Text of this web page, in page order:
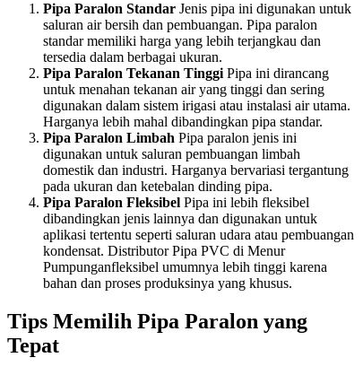
Pipa Paralon Standar Jenis pipa ini digunakan untuk
saluran air bersih dan pembuangan. Pipa paralon
standar memiliki harga yang lebih terjangkau dan
tersedia dalam berbagai ukuran.
Pipa Paralon Tekanan Tinggi Pipa ini dirancang
untuk menahan tekanan air yang tinggi dan sering
digunakan dalam sistem irigasi atau instalasi air utama.
Harganya lebih mahal dibandingkan pipa standar.
Pipa Paralon Limbah Pipa paralon jenis ini
digunakan untuk saluran pembuangan limbah
domestik dan industri. Harganya bervariasi tergantung
pada ukuran dan ketebalan dinding pipa.
Pipa Paralon Fleksibel Pipa ini lebih fleksibel
dibandingkan jenis lainnya dan digunakan untuk
aplikasi tertentu seperti saluran udara atau pembuangan
kondensat. Distributor Pipa PVC di Menur
Pumpunganfleksibel umumnya lebih tinggi karena
bahan dan proses produksinya yang khusus.
Tips Memilih Pipa Paralon yang
Tepat